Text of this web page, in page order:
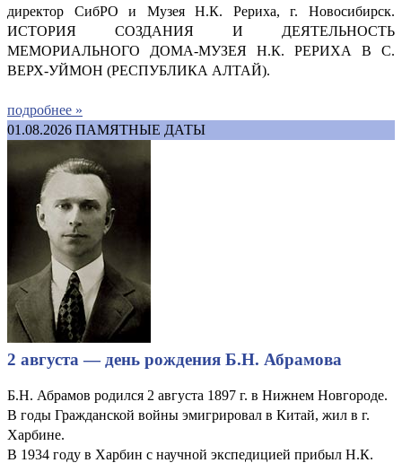
директор СибРО и Музея Н.К. Рериха, г. Новосибирск.
ИСТОРИЯ СОЗДАНИЯ И ДЕЯТЕЛЬНОСТЬ
МЕМОРИАЛЬНОГО ДОМА-МУЗЕЯ Н.К. РЕРИХА В С.
ВЕРХ-УЙМОН (РЕСПУБЛИКА АЛТАЙ).
подробнее »
01.08.2026 ПАМЯТНЫЕ ДАТЫ
2 августа — день рождения Б.Н. Абрамова
Б.Н. Абрамов родился 2 августа 1897 г. в Нижнем Новгороде.
В годы Гражданской войны эмигрировал в Китай, жил в г.
Харбине.
В 1934 году в Харбин с научной экспедицией прибыл Н.К.